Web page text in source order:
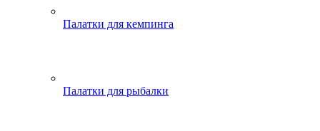
Палатки для кемпинга
Палатки для рыбалки